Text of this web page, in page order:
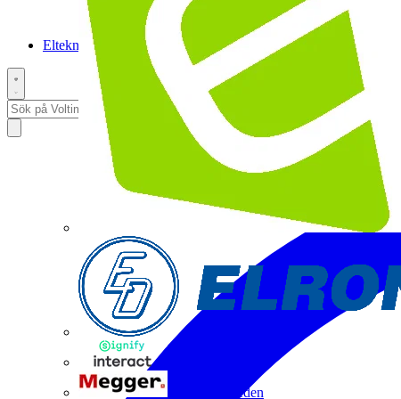
Megger Sweden
Elteknikpodden